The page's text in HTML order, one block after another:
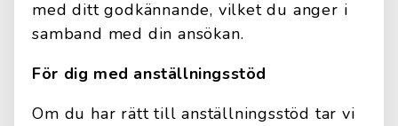
med ditt godkännande, vilket du anger i
samband med din ansökan.
För dig med anställningsstöd
Om du har rätt till anställningsstöd tar vi